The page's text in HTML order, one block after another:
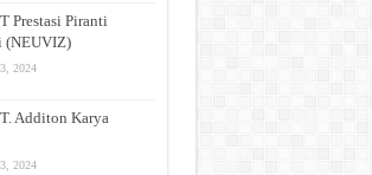
Prestasi Piranti
(NEUVIZ)
2024
Additon Karya
2024